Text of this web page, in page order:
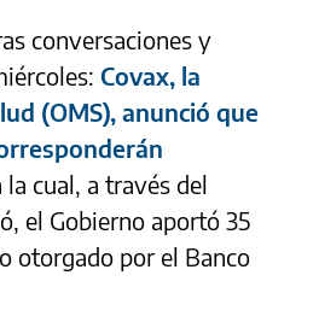
conversaciones y
Covax, la
(OMS), anunció que
la cual, a través del
el Gobierno aportó 35
otorgado por el Banco